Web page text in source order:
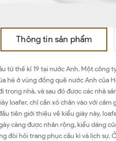
Thông tin sản phẩm
từ thế kỉ 19 tại nước Anh. Một
hè ở vùng đồng quê nước Anh của
nhà, và sau đó được các nhà
loafer, chỉ cần xỏ chân vào với
tiên giới thiệu về kiểu giày này,
càng được nhân rộng, kiểu dáng
đòi hỏi trang phục cầu kì và lịch